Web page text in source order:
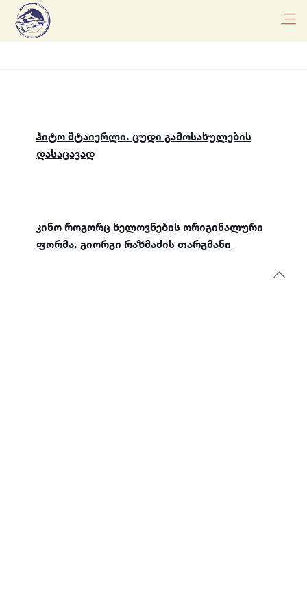
ჰიტო შტაიერლი. ცუდი გამოსახულების
დასაცავად
კინო როგორც ხელოვნების ორიგინალური
ფორმა. გიორგი რაზმაძის თარგმანი